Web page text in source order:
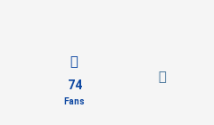
74
Fans